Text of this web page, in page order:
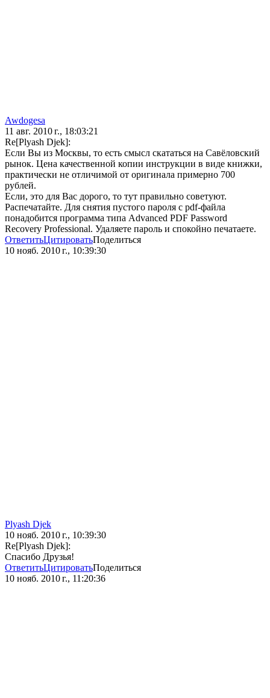
Awdogesa
11 авг. 2010 г., 18:03:21
Re[Plyash Djek]:
Если Вы из Москвы, то есть смысл скататься на Савёловский
рынок. Цена качественной копии инструкции в виде книжки,
практически не отличимой от оригинала примерно 700
рублей.
Если, это для Вас дорого, то тут правильно советуют.
Распечатайте. Для снятия пустого пароля с pdf-файла
понадобится программа типа Advanced PDF Password
Recovery Professional. Удаляете пароль и спокойно печатаете.
ОтветитьЦитироватьПоделиться
10 нояб. 2010 г., 10:39:30
Plyash Djek
10 нояб. 2010 г., 10:39:30
Re[Plyash Djek]:
Спасибо Друзья!
ОтветитьЦитироватьПоделиться
10 нояб. 2010 г., 11:20:36